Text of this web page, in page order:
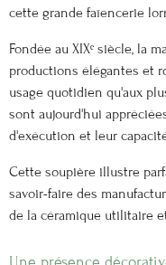
cette grande faïencerie
Fondée au XIXᵉ siècle, la
productions élégantes et
usage quotidien qu'aux
sont aujourd'hui
d'exécution et leur
Cette soupière illustre
savoir-faire des
de la céramique utilitaire